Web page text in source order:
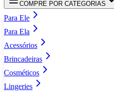
COMPRE POR CATEGORIAS
Para Ele
Para Ela
Acessórios
Brincadeiras
Cosméticos
Lingeries